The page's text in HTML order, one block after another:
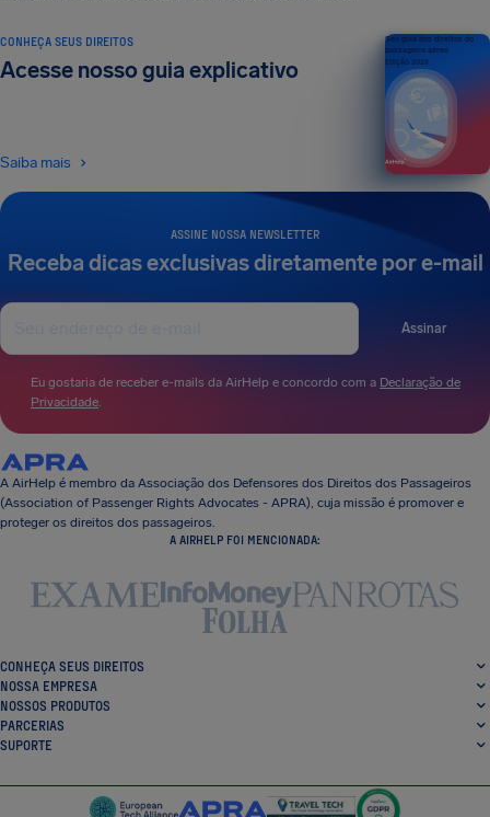
ASSINE NOSSA NEWSLETTER
Receba dicas exclusivas diretamente por e-mail
Assinar
Eu gostaria de receber e-mails da AirHelp e concordo com a Declaração de
Privacidade.
CONHEÇA SEUS DIREITOS
Acesse nosso guia explicativo
Saiba mais
Seu guia dos direitos do
passageiro aéreo
EDIÇÃO 2026
A AirHelp é membro da Associação dos Defensores dos Direitos dos Passageiros
(Association of Passenger Rights Advocates - APRA), cuja missão é promover e
proteger os direitos dos passageiros.
A AIRHELP FOI MENCIONADA:
CONHEÇA SEUS DIREITOS
NOSSA EMPRESA
NOSSOS PRODUTOS
PARCERIAS
SUPORTE